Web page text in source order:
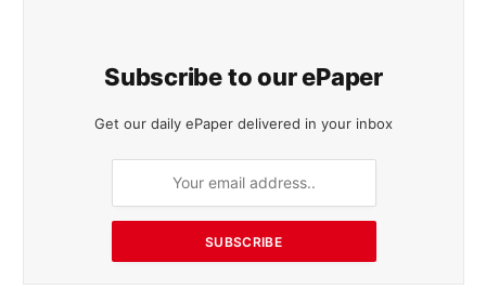
Subscribe to our ePaper
Get our daily ePaper delivered in your inbox
SUBSCRIBE